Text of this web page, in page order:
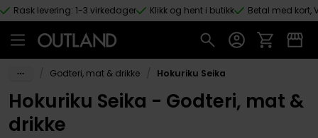
Hopp til hovedinnhold
Rask levering: 1-3 virkedager Klikk og hent i butikk Betal med kort,
Godteri, mat & drikke Hokuriku Seika
Hokuriku Seika - Godteri, mat &
drikke